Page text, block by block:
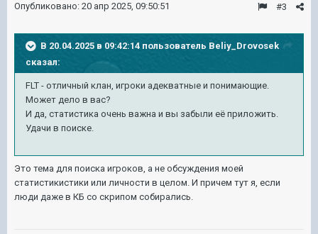
#3
Опубликовано: 20 апр 2025, 09:50:51
В 20.04.2025 в 09:42:14 пользователь Beliy_Drovosek
сказал:
FLT - отличный клан, игроки адекватные и понимающие.
Может дело в вас?
И да, статистика очень важна и вы забыли её приложить.
Удачи в поиске.
Это тема для поиска игроков, а не обсуждения моей
статистикистики или личности в целом. И причем тут я, если
люди даже в КБ со скрипом собирались.